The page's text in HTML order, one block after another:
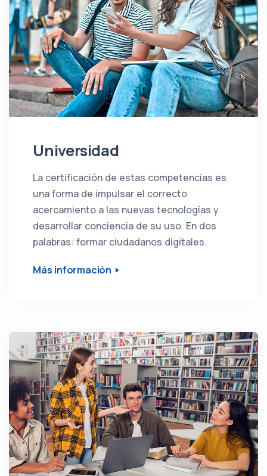
Universidad
La certificación de estas competencias es
una forma de impulsar el correcto
acercamiento a las nuevas tecnologías y
desarrollar conciencia de su uso. En dos
palabras: formar ciudadanos digitales.
Más información